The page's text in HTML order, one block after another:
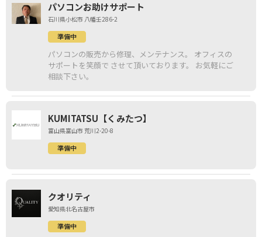
パソコンお助けサポート
石川県小松市 八幡壬286-2
準備中
パソコンの販売から修理、メンテナンス。 オフィスの
サポートを笑顔で させて頂いております。 お気軽にご
相談下さい。
KUMITATSU【くみたつ】
富山県富山市 荒川2-20-8
準備中
クオリティ
愛知県北名古屋市
準備中